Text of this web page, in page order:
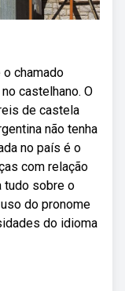
chamado
castelhano. O
de castela
não tenha
no país é o
com relação
tudo sobre o
do pronome
do idioma